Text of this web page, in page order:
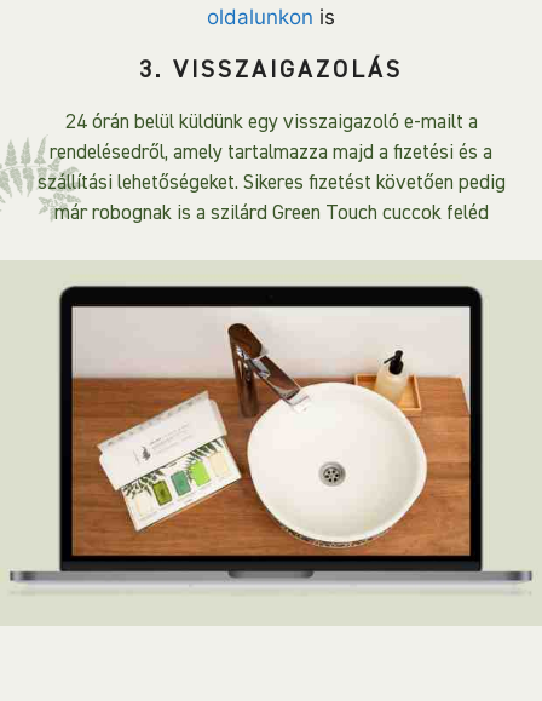
oldalunkon is
3. VISSZAIGAZOLÁS
24 órán belül küldünk egy visszaigazoló e-mailt a
rendelésedről, amely tartalmazza majd a fizetési és a
szállítási lehetőségeket. Sikeres fizetést követően pedig
már robognak is a szilárd Green Touch cuccok feléd